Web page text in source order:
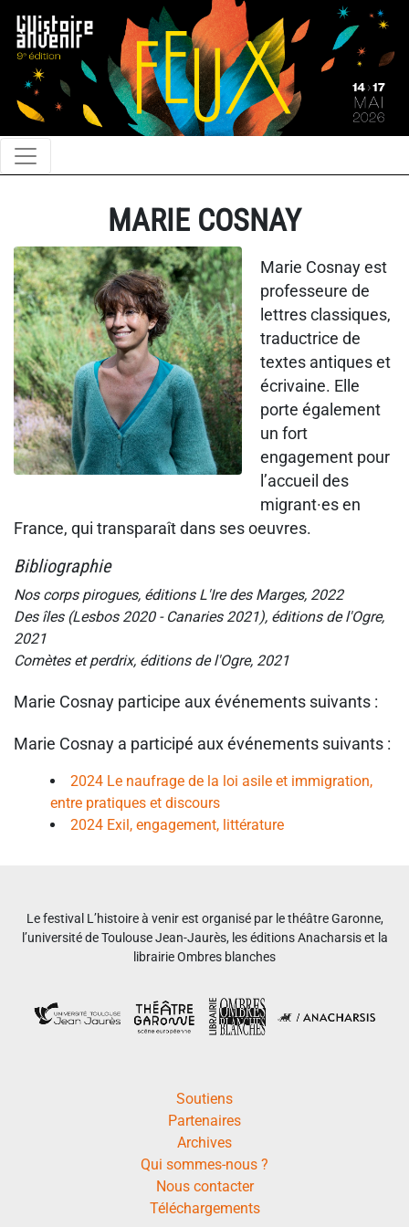
MARIE COSNAY
Marie Cosnay est
professeure de
lettres classiques,
traductrice de
textes antiques et
écrivaine. Elle
porte également
un fort
engagement pour
l’accueil des
migrant·es en
France, qui transparaît dans ses oeuvres.
Bibliographie
Nos corps pirogues, éditions L'Ire des Marges, 2022
Des îles (Lesbos 2020 - Canaries 2021), éditions de l'Ogre,
2021
Comètes et perdrix, éditions de l'Ogre, 2021
Marie Cosnay participe aux événements suivants :
Marie Cosnay a participé aux événements suivants :
2024 Le naufrage de la loi asile et immigration,
entre pratiques et discours
2024 Exil, engagement, littérature
Le festival L’histoire à venir est organisé par le théâtre Garonne,
l’université de Toulouse Jean-Jaurès, les éditions Anacharsis et la
librairie Ombres blanches
Soutiens
Partenaires
Archives
Qui sommes-nous ?
Nous contacter
Téléchargements